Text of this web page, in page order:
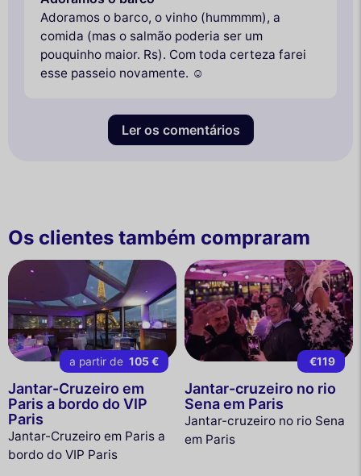
Adoramos o barco, o vinho (hummmm), a
comida (mas o salmão poderia ser um
pouquinho maior. Rs). Com toda certeza farei
esse passeio novamente. ☺️
Ler os comentários
Os clientes também compraram
a partir de 105 €
Jantar-Cruzeiro em
Paris a bordo do VIP
Paris
Jantar-Cruzeiro em Paris a
bordo do VIP Paris
€119
Jantar-cruzeiro no rio
Sena em Paris
Jantar-cruzeiro no rio Sena
em Paris